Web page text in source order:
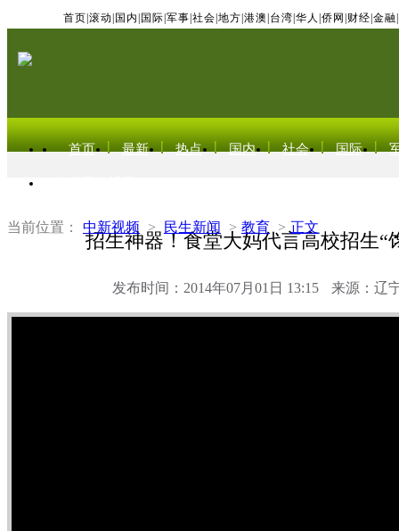
首页 滚动 国内 国际 军事 社会 地方 港澳 台湾 华人 侨网 财经 金融
首页 最新 热点 国内 社会 国际
当前位置： 中新视频 > 民生新闻 > 教育 > 正文
招生神器！食堂大妈代言高校招生“
发布时间：2014年07月01日 13:15 来源：辽